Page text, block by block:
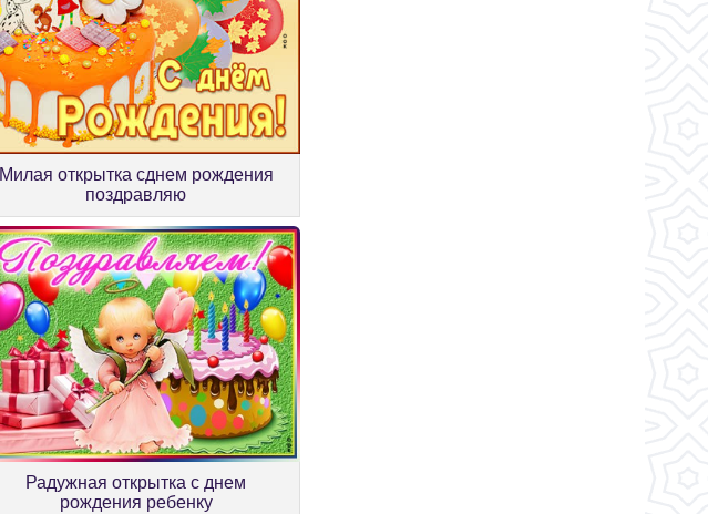
Милая открытка сднем рождения
поздравляю
Радужная открытка с днем
рождения ребенку